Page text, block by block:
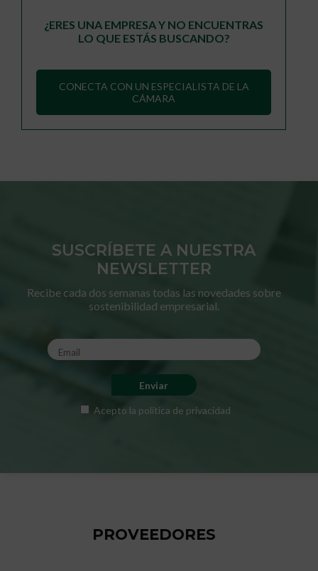
¿ERES UNA EMPRESA Y NO ENCUENTRAS
LO QUE ESTÁS BUSCANDO?
CONECTA CON UN ESPECIALISTA DE LA
CÁMARA
SUSCRÍBETE A NUESTRA
NEWSLETTER
Recibe cada dos semanas todas las novedades sobre
sostenibilidad empresarial.
Acepto la política de privacidad
PROVEEDORES